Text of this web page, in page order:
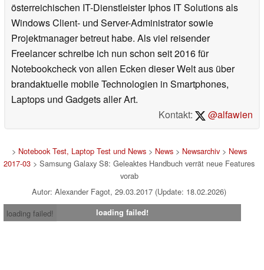
österreichischen IT-Dienstleister Iphos IT Solutions als
Windows Client- und Server-Administrator sowie
Projektmanager betreut habe. Als viel reisender
Freelancer schreibe ich nun schon seit 2016 für
Notebookcheck von allen Ecken dieser Welt aus über
brandaktuelle mobile Technologien in Smartphones,
Laptops und Gadgets aller Art.
Kontakt:
@alfawien
> Notebook Test, Laptop Test und News> News> Newsarchiv> News
2017-03 > Samsung Galaxy S8: Geleaktes Handbuch verrät neue Features
vorab
Autor: Alexander Fagot, 29.03.2017 (Update: 18.02.2026)
loading failed!
loading failed!